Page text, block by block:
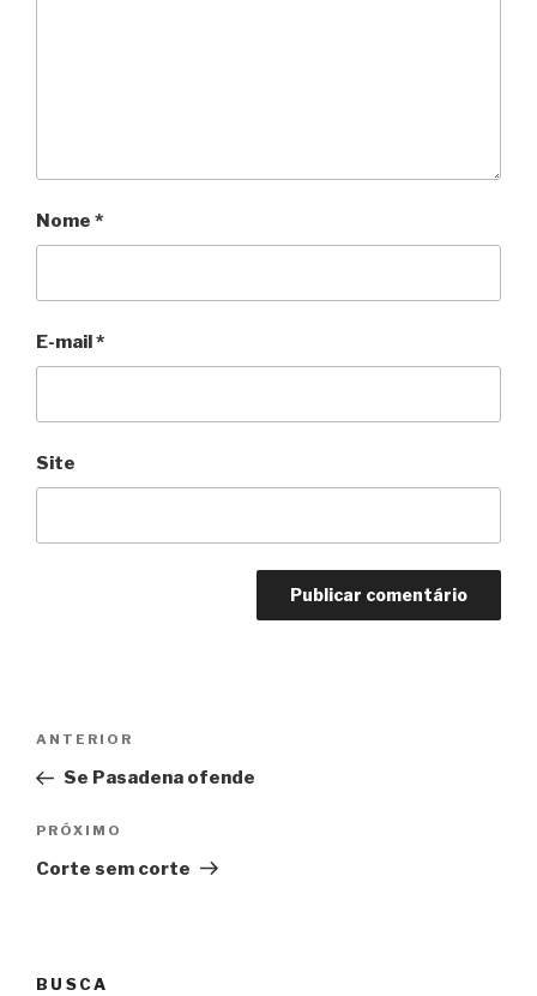
Nome *
E-mail*
Site
Post
Anterior
ANTERIOR
Se Pasadena ofende
Próximo
PRÓXIMO
Corte sem corte
BUSCA